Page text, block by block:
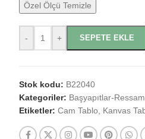
Özel Ölçü Temizle
- + SEPETE EKLE
Stok kodu: B22040
Kategoriler: Başyapıtlar-
Etiketler: Cam Tablo Kanvas